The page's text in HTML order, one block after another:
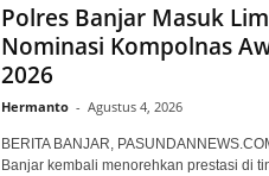
Polres Banjar Masuk
Nominasi Kompolnas
2026
Hermanto - Agustus 4, 2026
BERITA BANJAR,
Banjar kembali menorehkan prestasi di